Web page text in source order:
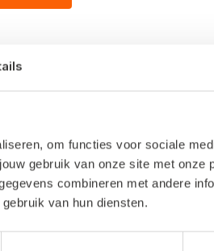
om functies voor sociale
gebruik van onze site met onze
combineren met andere
van hun diensten.
je krijgt
Btw-